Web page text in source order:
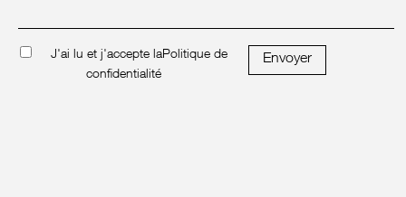
J'ai lu et j'accepte laPolitique de
confidentialité
Envoyer